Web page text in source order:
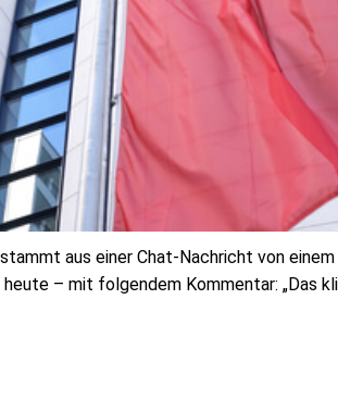
aus einer Chat-Nachricht von
heute – mit folgendem Kommentar: „Das